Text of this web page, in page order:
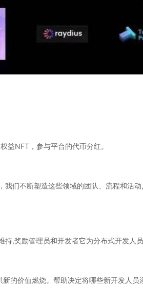
益NFT，参与平台的代币分红。
我们不断塑造这些领域的团队、流程和活动
持,奖励管理员和开发者它为分布式开发人
新的价值燃烧。帮助决定将哪些新开发人员